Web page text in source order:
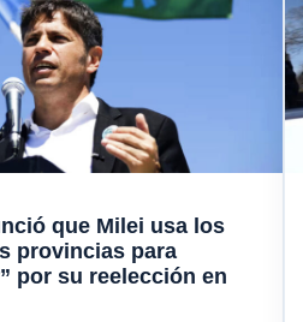
que Milei usa los
provincias para
por su reelección en